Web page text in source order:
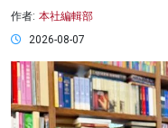
作者: 本社編輯部
2026-08-07